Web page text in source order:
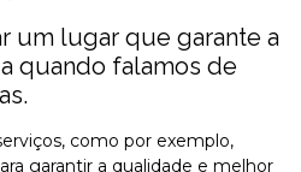
um lugar que garante a
quando falamos de
como por exemplo,
garantir a qualidade e melhor